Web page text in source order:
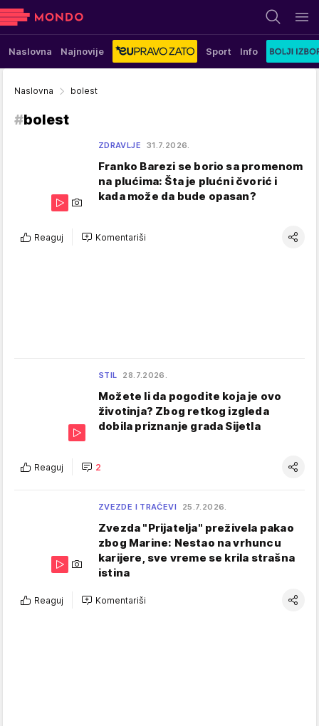
Naslovna Najnovije Sport Info
Naslovna bolest
#bolest
ZDRAVLJE 31.7.2026.
Franko Barezi se borio sa promenom
na plućima: Šta je plućni čvorić i
kada može da bude opasan?
Reaguj Komentariši
STIL 28.7.2026.
Možete li da pogodite koja je ovo
životinja? Zbog retkog izgleda
dobila priznanje grada Sijetla
Reaguj 2
ZVEZDE I TRAČEVI 25.7.2026.
Zvezda "Prijatelja" preživela pakao
zbog Marine: Nestao na vrhuncu
karijere, sve vreme se krila strašna
istina
Reaguj Komentariši